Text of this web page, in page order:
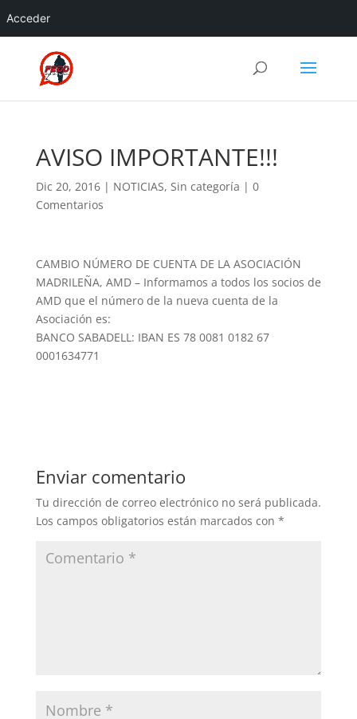
Acceder
AVISO IMPORTANTE!!!
Dic 20, 2016| NOTICIAS, Sin categoría | 0
Comentarios
CAMBIO NÚMERO DE CUENTA DE LA ASOCIACIÓN
MADRILEÑA, AMD – Informamos a todos los socios de
AMD que el número de la nueva cuenta de la
Asociación es:
BANCO SABADELL: IBAN ES 78 0081 0182 67
0001634771
Enviar comentario
Tu dirección de correo electrónico no será publicada.
Los campos obligatorios están marcados con *